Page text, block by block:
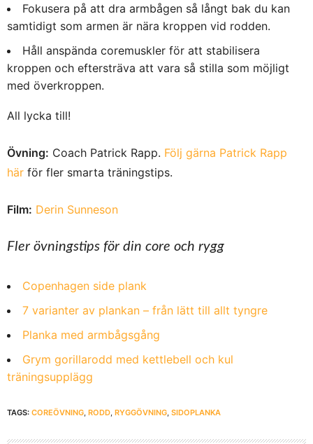
Fokusera på att dra armbågen så långt bak du kan
samtidigt som armen är nära kroppen vid rodden.
Håll anspända coremuskler för att stabilisera
kroppen och eftersträva att vara så stilla som möjligt
med överkroppen.
All lycka till!
Övning: Coach Patrick Rapp. Följ gärna Patrick Rapp
här för fler smarta träningstips.
Film: Derin Sunneson
Fler övningstips för din core och rygg
Copenhagen side plank
7 varianter av plankan – från lätt till allt tyngre
Planka med armbågsgång
Grym gorillarodd med kettlebell och kul
träningsupplägg
TAGS: COREÖVNING RODD RYGGÖVNING SIDOPLANKA